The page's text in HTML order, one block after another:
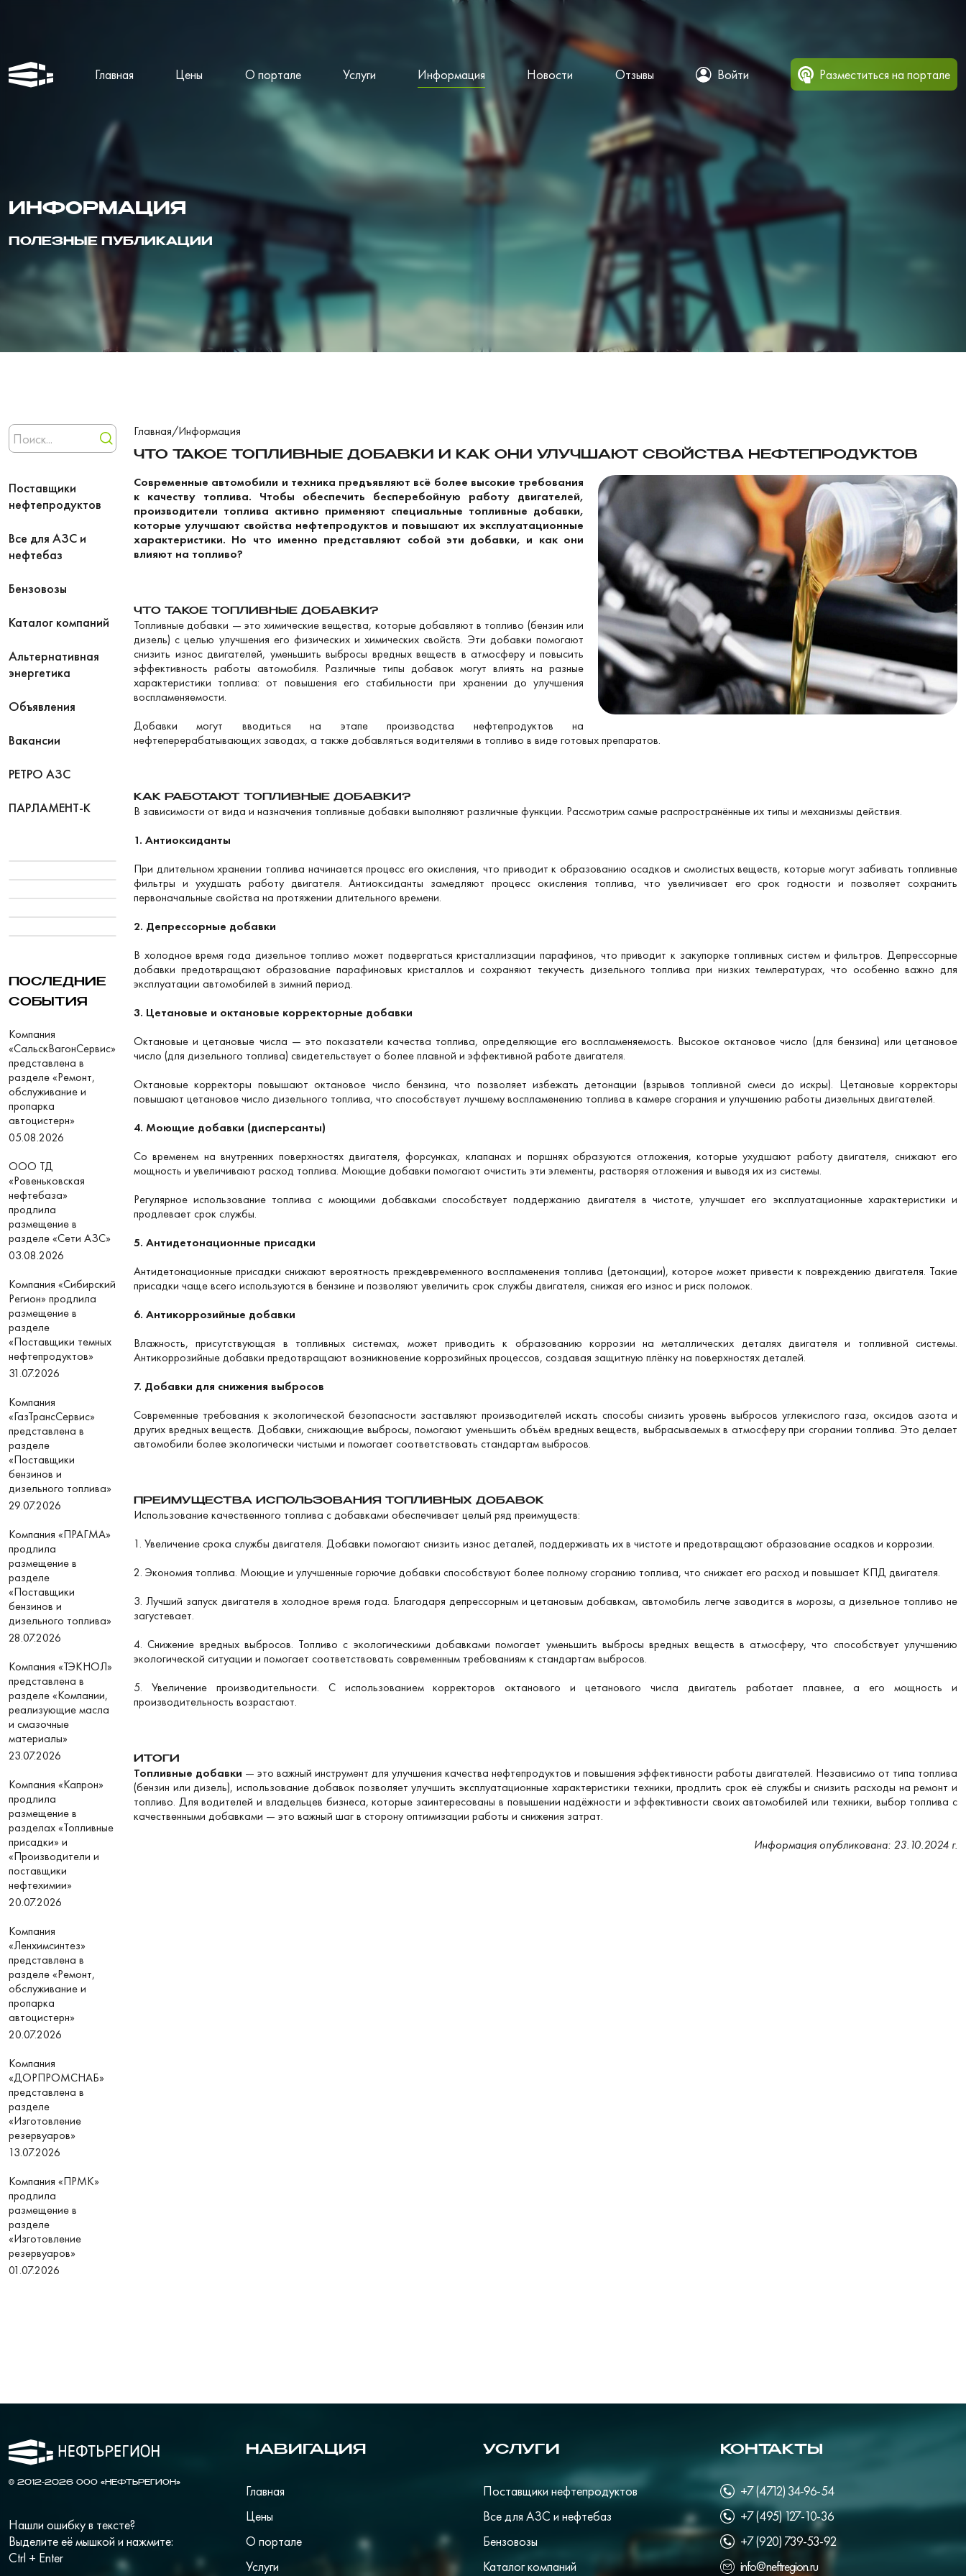
Главная Цены О портале Услуги Информация Новости Отзывы Войти Разместиться на портале
ИНФОРМАЦИЯ
ПОЛЕЗНЫЕ ПУБЛИКАЦИИ
Поставщики
нефтепродуктов
Все для АЗС и
нефтебаз
Бензовозы
Каталог компаний
Альтернативная
энергетика
Объявления
Вакансии
РЕТРО АЗС
ПАРЛАМЕНТ-К
ПОСЛЕДНИЕ
СОБЫТИЯ
Компания
«СальскВагонСервис»
представлена в
разделе «Ремонт,
обслуживание и
пропарка
автоцистерн»
05.08.2026
ООО ТД
«Ровеньковская
нефтебаза»
продлила
размещение в
разделе «Сети АЗС»
03.08.2026
Компания «Сибирский
Регион» продлила
размещение в
разделе
«Поставщики темных
нефтепродуктов»
31.07.2026
Компания
«ГазТрансСервис»
представлена в
разделе
«Поставщики
бензинов и
дизельного топлива»
29.07.2026
Компания «ПРАГМА»
продлила
размещение в
разделе
«Поставщики
бензинов и
дизельного топлива»
28.07.2026
Компания «ТЭКНОЛ»
представлена в
разделе «Компании,
реализующие масла
и смазочные
материалы»
23.07.2026
Компания «Капрон»
продлила
размещение в
разделах «Топливные
присадки» и
«Производители и
поставщики
нефтехимии»
20.07.2026
Компания
«Ленхимсинтез»
представлена в
разделе «Ремонт,
обслуживание и
пропарка
автоцистерн»
20.07.2026
Компания
«ДОРПРОМСНАБ»
представлена в
разделе
«Изготовление
резервуаров»
13.07.2026
Компания «ПРМК»
продлила
размещение в
разделе
«Изготовление
резервуаров»
01.07.2026
Главная/Информация
ЧТО ТАКОЕ ТОПЛИВНЫЕ ДОБАВКИ И КАК ОНИ УЛУЧШАЮТ СВОЙСТВА НЕФТЕПРОДУКТОВ
Современные автомобили и техника предъявляют всё более высокие требования
к качеству топлива. Чтобы обеспечить бесперебойную работу двигателей,
производители топлива активно применяют специальные топливные добавки,
которые улучшают свойства нефтепродуктов и повышают их эксплуатационные
характеристики. Но что именно представляют собой эти добавки, и как они
влияют на топливо?
ЧТО ТАКОЕ ТОПЛИВНЫЕ ДОБАВКИ?
Топливные добавки — это химические вещества, которые добавляют в топливо (бензин или
дизель) с целью улучшения его физических и химических свойств. Эти добавки помогают
снизить износ двигателей, уменьшить выбросы вредных веществ в атмосферу и повысить
эффективность работы автомобиля. Различные типы добавок могут влиять на разные
характеристики топлива: от повышения его стабильности при хранении до улучшения
воспламеняемости.
Добавки могут вводиться на этапе производства нефтепродуктов на
нефтеперерабатывающих заводах, а также добавляться водителями в топливо в виде готовых препаратов.
КАК РАБОТАЮТ ТОПЛИВНЫЕ ДОБАВКИ?
В зависимости от вида и назначения топливные добавки выполняют различные функции. Рассмотрим самые распространённые их типы и механизмы действия.
1. Антиоксиданты
При длительном хранении топлива начинается процесс его окисления, что приводит к образованию осадков и смолистых веществ, которые могут забивать топливные
фильтры и ухудшать работу двигателя. Антиоксиданты замедляют процесс окисления топлива, что увеличивает его срок годности и позволяет сохранить
первоначальные свойства на протяжении длительного времени.
2. Депрессорные добавки
В холодное время года дизельное топливо может подвергаться кристаллизации парафинов, что приводит к закупорке топливных систем и фильтров. Депрессорные
добавки предотвращают образование парафиновых кристаллов и сохраняют текучесть дизельного топлива при низких температурах, что особенно важно для
эксплуатации автомобилей в зимний период.
3. Цетановые и октановые корректорные добавки
Октановые и цетановые числа — это показатели качества топлива, определяющие его воспламеняемость. Высокое октановое число (для бензина) или цетановое
число (для дизельного топлива) свидетельствует о более плавной и эффективной работе двигателя.
Октановые корректоры повышают октановое число бензина, что позволяет избежать детонации (взрывов топливной смеси до искры). Цетановые корректоры
повышают цетановое число дизельного топлива, что способствует лучшему воспламенению топлива в камере сгорания и улучшению работы дизельных двигателей.
4. Моющие добавки (дисперсанты)
Со временем на внутренних поверхностях двигателя, форсунках, клапанах и поршнях образуются отложения, которые ухудшают работу двигателя, снижают его
мощность и увеличивают расход топлива. Моющие добавки помогают очистить эти элементы, растворяя отложения и выводя их из системы.
Регулярное использование топлива с моющими добавками способствует поддержанию двигателя в чистоте, улучшает его эксплуатационные характеристики и
продлевает срок службы.
5. Антидетонационные присадки
Антидетонационные присадки снижают вероятность преждевременного воспламенения топлива (детонации), которое может привести к повреждению двигателя. Такие
присадки чаще всего используются в бензине и позволяют увеличить срок службы двигателя, снижая его износ и риск поломок.
6. Антикоррозийные добавки
Влажность, присутствующая в топливных системах, может приводить к образованию коррозии на металлических деталях двигателя и топливной системы.
Антикоррозийные добавки предотвращают возникновение коррозийных процессов, создавая защитную плёнку на поверхностях деталей.
7. Добавки для снижения выбросов
Современные требования к экологической безопасности заставляют производителей искать способы снизить уровень выбросов углекислого газа, оксидов азота и
других вредных веществ. Добавки, снижающие выбросы, помогают уменьшить объём вредных веществ, выбрасываемых в атмосферу при сгорании топлива. Это делает
автомобили более экологически чистыми и помогает соответствовать стандартам выбросов.
ПРЕИМУЩЕСТВА ИСПОЛЬЗОВАНИЯ ТОПЛИВНЫХ ДОБАВОК
Использование качественного топлива с добавками обеспечивает целый ряд преимуществ:
1. Увеличение срока службы двигателя. Добавки помогают снизить износ деталей, поддерживать их в чистоте и предотвращают образование осадков и коррозии.
2. Экономия топлива. Моющие и улучшенные горючие добавки способствуют более полному сгоранию топлива, что снижает его расход и повышает КПД двигателя.
3. Лучший запуск двигателя в холодное время года. Благодаря депрессорным и цетановым добавкам, автомобиль легче заводится в морозы, а дизельное топливо не
загустевает.
4. Снижение вредных выбросов. Топливо с экологическими добавками помогает уменьшить выбросы вредных веществ в атмосферу, что способствует улучшению
экологической ситуации и помогает соответствовать современным требованиям к стандартам выбросов.
5. Увеличение производительности. С использованием корректоров октанового и цетанового числа двигатель работает плавнее, а его мощность и
производительность возрастают.
ИТОГИ
Топливные добавки — это важный инструмент для улучшения качества нефтепродуктов и повышения эффективности работы двигателей. Независимо от типа топлива
(бензин или дизель), использование добавок позволяет улучшить эксплуатационные характеристики техники, продлить срок её службы и снизить расходы на ремонт и
топливо. Для водителей и владельцев бизнеса, которые заинтересованы в повышении надёжности и эффективности своих автомобилей или техники, выбор топлива с
качественными добавками — это важный шаг в сторону оптимизации работы и снижения затрат.
Информация опубликована: 23.10.2024 г.
© 2012-2026 ООО «НЕФТЬРЕГИОН»
Нашли ошибку в тексте?
Выделите её мышкой и нажмите:
Ctrl + Enter
НАВИГАЦИЯ
Главная
Цены
О портале
Услуги
УСЛУГИ
Поставщики нефтепродуктов
Все для АЗС и нефтебаз
Бензовозы
Каталог компаний
КОНТАКТЫ
+7 (4712) 34-96-54
+7 (495) 127-10-36
+7 (920) 739-53-92
info@neftregion.ru